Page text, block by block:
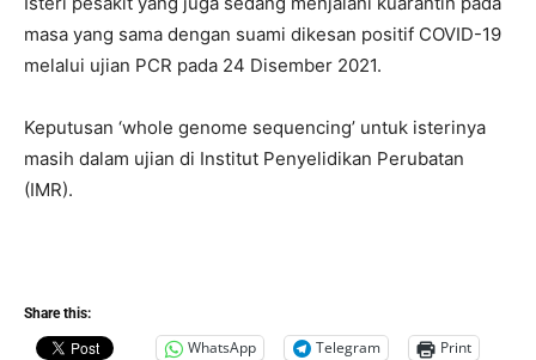
masa yang sama dengan suami dikesan positif COVID-19
melalui ujian PCR pada 24 Disember 2021.
Keputusan ‘whole genome sequencing’ untuk isterinya
masih dalam ujian di Institut Penyelidikan Perubatan
(IMR).
Share this:
WhatsApp Telegram Print